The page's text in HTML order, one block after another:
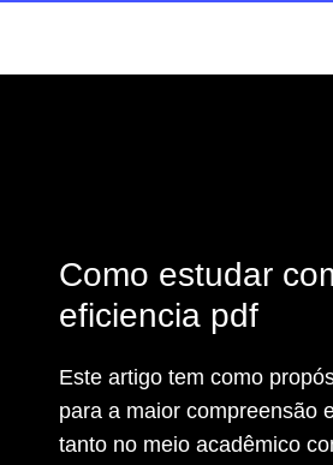
Como estudar
eficiencia pdf
Este artigo tem como
para a maior compreensão
tanto no meio acadêmico